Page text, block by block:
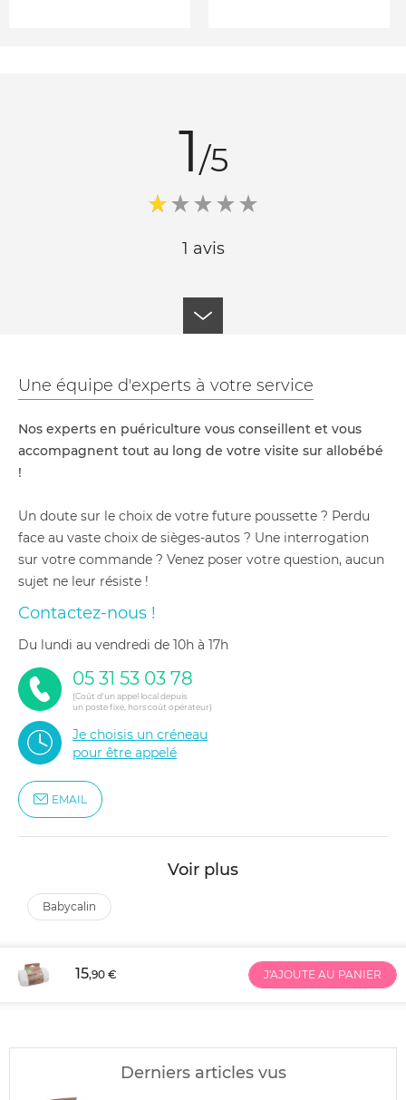
1/5
1 avis
Une équipe d'experts à votre service
Nos experts en puériculture vous conseillent et vous
accompagnent tout au long de votre visite sur allobébé
!
Un doute sur le choix de votre future poussette ? Perdu
face au vaste choix de sièges-autos ? Une interrogation
sur votre commande ? Venez poser votre question, aucun
sujet ne leur résiste !
Contactez-nous !
du lundi au vendredi de 10h à 17h
05 31 53 03 78
(Coût d'un appel local depuis
un poste fixe, hors coût opérateur)
Je choisis un créneau
pour être appelé
EMAIL
Voir plus
babycalin
15,90 € J'AJOUTE AU PANIER
Derniers articles vus